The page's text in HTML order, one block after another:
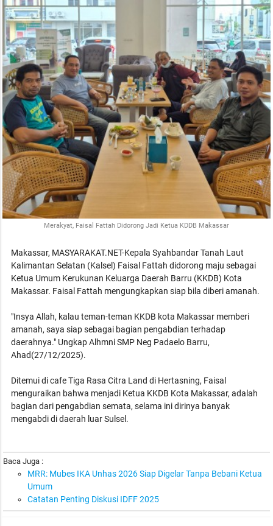
Merakyat, Faisal Fattah Didorong Jadi Ketua KDDB Makassar
Makassar, MASYARAKAT.NET-Kepala Syahbandar Tanah Laut
Kalimantan Selatan (Kalsel) Faisal Fattah didorong maju sebagai
Ketua Umum Kerukunan Keluarga Daerah Barru (KKDB) Kota
Makassar. Faisal Fattah mengungkapkan siap bila diberi amanah.
"Insya Allah, kalau teman-teman KKDB kota Makassar memberi
amanah, saya siap sebagai bagian pengabdian terhadap
daerahnya." Ungkap Alhmni SMP Neg Padaelo Barru,
Ahad(27/12/2025).
Ditemui di cafe Tiga Rasa Citra Land di Hertasning, Faisal
menguraikan bahwa menjadi Ketua KKDB Kota Makassar, adalah
bagian dari pengabdian semata, selama ini dirinya banyak
mengabdi di daerah luar Sulsel.
Baca Juga :
MRR: Mubes IKA Unhas 2026 Siap Digelar Tanpa Bebani Ketua
Umum
Catatan Penting Diskusi IDFF 2025